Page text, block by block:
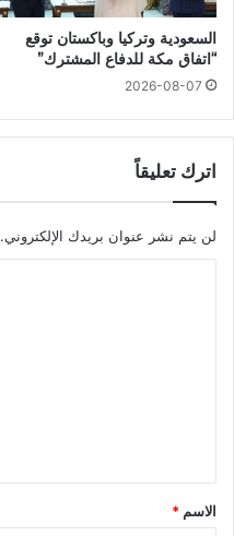
السعودية وتركيا وباكستان توقع
“اتفاق مكة للدفاع المشترك”
2026-08-07
اترك تعليقاً
لن يتم نشر عنوان بريدك الإلكتروني.
*
الاسم *